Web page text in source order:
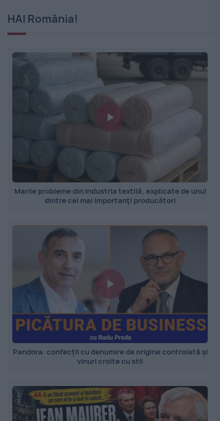
HAI România!
Marile probleme din industria textilă, explicate de unul
dintre cei mai importanți producători
Pandora: confecții cu denumire de origine controlată și
vinuri croite cu stil